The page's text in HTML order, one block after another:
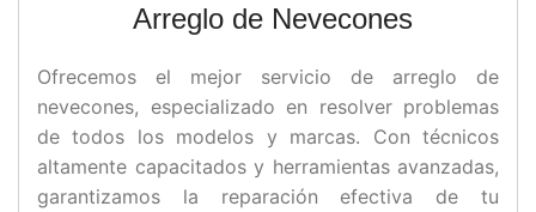
Arreglo de Nevecones
Ofrecemos el mejor servicio de arreglo de
nevecones, especializado en resolver problemas
de todos los modelos y marcas. Con técnicos
altamente capacitados y herramientas avanzadas,
garantizamos la reparación efectiva de tu